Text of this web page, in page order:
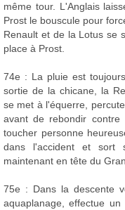
même tour. L'Anglais
Prost le bouscule pour
Renault et de la Lotus se
place à Prost.
74e : La pluie est
sortie de la chicane, la
se met à l'équerre,
avant de rebondir
toucher personne
dans l'accident et sort
maintenant en tête du
75e : Dans la descente
aquaplanage, effectue